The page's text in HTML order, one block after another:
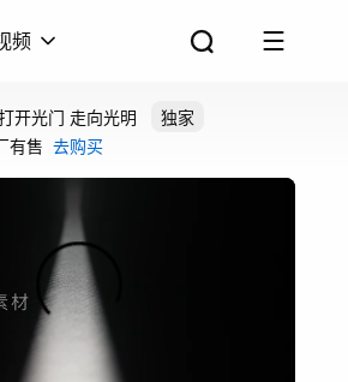
频
开光门 走向光明
独家
有售 去购买